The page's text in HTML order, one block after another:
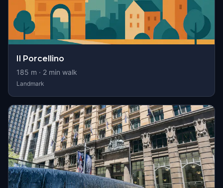
Il Porcellino
185 m · 2 min walk
Landmark